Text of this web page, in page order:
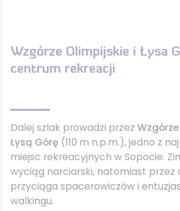
Wzgórze Olimpijskie i Łysa
centrum rekreacji
Dalej szlak prowadzi przez
Łysą Górę (110 m n.p.m.), jedno z
miejsc rekreacyjnych w Sopocie.
wyciąg narciarski, natomiast przez
przyciąga spacerowiczów i
walkingu.